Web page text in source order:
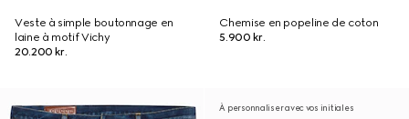
Veste à simple boutonnage en
laine à motif Vichy
20.200 kr.
Chemise en popeline de coton
5.900 kr.
À personnaliser avec vos initiales